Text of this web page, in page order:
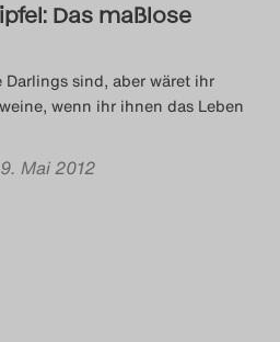
Das maßlose
sind, aber wäret ihr
wenn ihr ihnen das Leben
Mai 2012